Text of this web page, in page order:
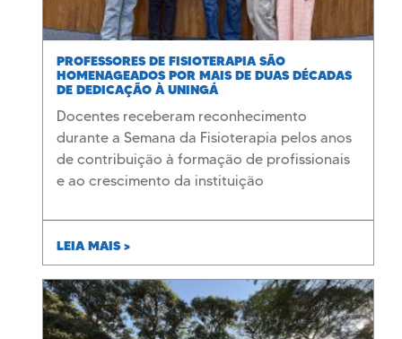
PROFESSORES DE FISIOTERAPIA SÃO
HOMENAGEADOS POR MAIS DE DUAS DÉCADAS
DE DEDICAÇÃO À UNINGÁ
Docentes receberam reconhecimento
durante a Semana da Fisioterapia pelos anos
de contribuição à formação de profissionais
e ao crescimento da instituição
LEIA MAIS >